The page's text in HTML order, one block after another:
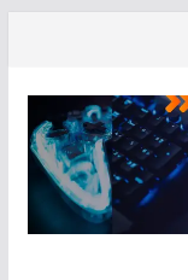
contenido